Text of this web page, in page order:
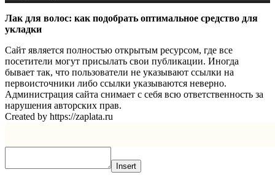
Лак для волос: как подобрать оптимальное средство для
укладки
Сайт является полностью открытым ресурсом, где все
посетители могут присылать свои публикации. Иногда
бывает так, что пользователи не указывают ссылки на
первоисточники либо ссылки указываются неверно.
Администрация сайта снимает с себя всю ответственность за
нарушения авторских прав.
Created by https://zaplata.ru
Insert